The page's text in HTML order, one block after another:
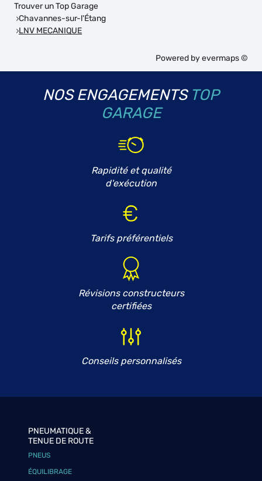
Trouver un Top Garage
Chavannes-sur-l'Étang
LNV MECANIQUE
Powered byevermaps ©
NOS ENGAGEMENTS TOP
GARAGE
Rapidité et qualité
d'exécution
Tarifs préférentiels
Révisions constructeurs
certifiées
Conseils personnalisés
PNEUMATIQUE &
TENUE DE ROUTE
PNEUS
ÉQUILIBRAGE